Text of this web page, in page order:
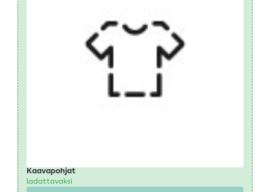
Kaavapohjat
ladattavaksi